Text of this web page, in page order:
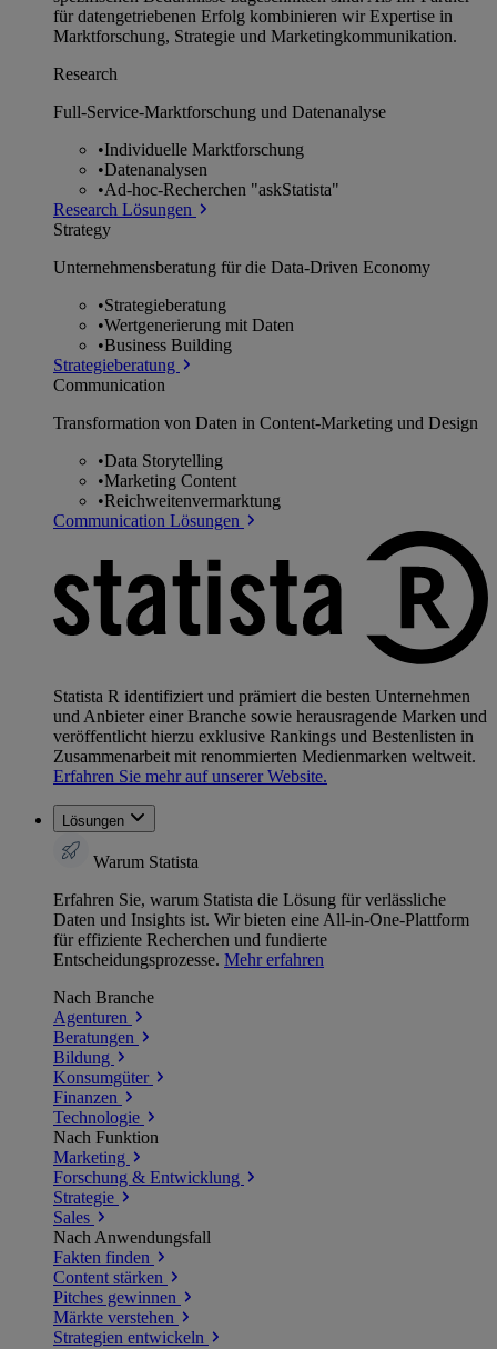
für datengetriebenen Erfolg kombinieren wir Expertise in
Marktforschung, Strategie und Marketingkommunikation.
Research
Full-Service-Marktforschung und Datenanalyse
•Individuelle Marktforschung
•Datenanalysen
•Ad-hoc-Recherchen "askStatista"
Research Lösungen
Strategy
Unternehmens­beratung für die Data-Driven Economy
•Strategieberatung
•Wertgenerierung mit Daten
•Business Building
Strategieberatung
Communication
Transformation von Daten in Content-Marketing und Design
•Data Storytelling
•Marketing Content
•Reichweitenvermarktung
Communication Lösungen
Statista R identifiziert und prämiert die besten Unternehmen
und Anbieter einer Branche sowie herausragende Marken und
veröffentlicht hierzu exklusive Rankings und Bestenlisten in
Zusammenarbeit mit renommierten Medienmarken weltweit.
Erfahren Sie mehr auf unserer Website.
Lösungen
Warum Statista
Erfahren Sie, warum Statista die Lösung für verlässliche
Daten und Insights ist. Wir bieten eine All-in-One-Plattform
für effiziente Recherchen und fundierte
Entscheidungsprozesse. Mehr erfahren
Nach Branche
Agenturen
Beratungen
Bildung
Konsumgüter
Finanzen
Technologie
Nach Funktion
Marketing
Forschung & Entwicklung
Strategie
Sales
Nach Anwendungsfall
Fakten finden
Content stärken
Pitches gewinnen
Märkte verstehen
Strategien entwickeln